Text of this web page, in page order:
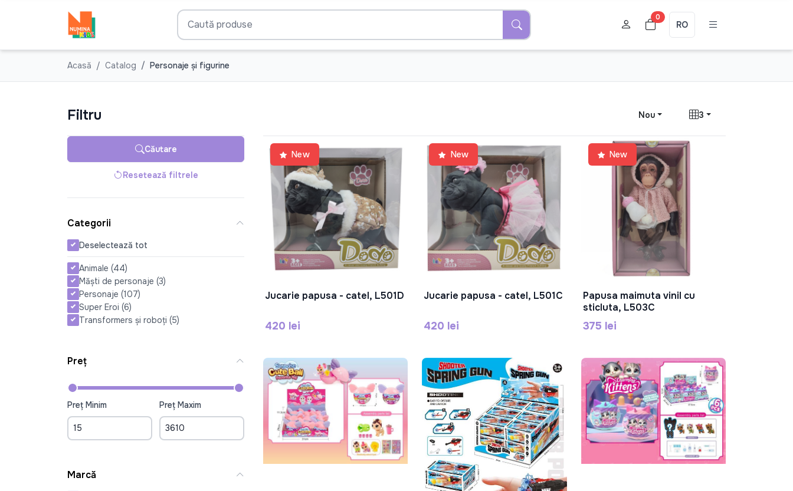
0
RO
Acasă Catalog Personaje și figurine
Filtru
Căutare
Resetează filtrele
Categorii
Deselectează tot
Animale (44)
Măști de personaje (3)
Personaje (107)
Super Eroi (6)
Transformers și roboți (5)
Preț
Preț Minim Preț Maxim
Marcă
Nou 3
New
În Coș
Jucarie papusa - catel, L501D
420 lei
New
În Coș
Jucarie papusa - catel, L501C
420 lei
New
În Coș
Papusa maimuta vinil cu
sticluta, L503C
375 lei